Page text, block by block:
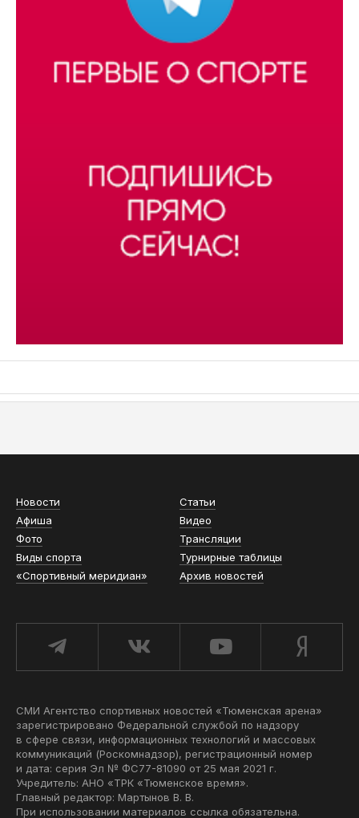
Новости
Статьи
Афиша
Видео
Фото
Трансляции
Виды спорта
Турнирные таблицы
«Спортивный меридиан»
Архив новостей
СМИ Агентство спортивных новостей «Тюменская арена»
зарегистрировано Федеральной службой по надзору
в сфере связи, информационных технологий и массовых
коммуникаций (Роскомнадзор), регистрационный номер
и дата: серия Эл № ФС77-81090 от 25 мая 2021 г.
Учредитель: АНО «ТРК «Тюменское время».
Главный редактор: Мартынов В. В.
При использовании материалов ссылка обязательна.